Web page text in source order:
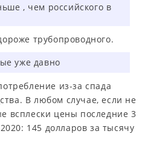
, чем российского в
трубопроводного.
уже давно
из-за спада
В любом случае, если не
всплески цены последние 3
145 долларов за тысячу